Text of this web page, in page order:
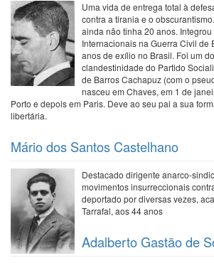
Uma vida de entrega total à
contra a tirania e o
ainda não tinha 20 anos.
Internacionais na Guerra Civil de
anos de exílio no Brasil. Foi um
clandestinidade do Partido
de Barros Cachapuz (com o
nasceu em Chaves, em 1 de
Porto e depois em Paris. Deve ao seu pai a sua
libertária.
Mário dos Santos Castelhano
Destacado dirigente anarco-
movimentos insurreccionais
deportado por diversas vezes,
Tarrafal, aos 44 anos
Adalberto Gastão de